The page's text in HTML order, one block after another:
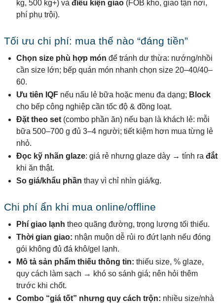
kg, 500 kg+) và điều kiện giao(FOB kho, giao tận nơi,
phí phụ trội).
Tối ưu chi phí: mua thế nào “đáng tiền”
Chọn size phù hợp món để tránh dư thừa: nướng/nhồi
cần size lớn; bếp quán món nhanh chọn size 20–40/40–
60.
Ưu tiên IQFnếu nấu lẻ bữa hoặc menu đa dạng; Block
cho bếp công nghiệp cần tốc độ & đồng loạt.
Đặt theo set(combo phần ăn) nếu bạn là khách lẻ: mỗi
bữa 500–700 g đủ 3–4 người; tiết kiệm hơn mua từng lẻ
nhỏ.
Đọc kỹ nhãn glaze: giá rẻ nhưng glaze dày → tính ra đắt
khi ăn thật.
So giá/khẩu phần thay vì chỉ nhìn giá/kg.
Chi phí ẩn khi mua online/offline
Phí giao lạnh theo quãng đường, trọng lượng tối thiểu.
Thời gian giao: nhận muộn dễ rủi ro đứt lạnh nếu đóng
gói không đủ đá khô/gel lạnh.
Mô tả sản phẩm thiếu thông tin: thiếu size, % glaze,
quy cách làm sạch → khó so sánh giá; nên hỏi thêm
trước khi chốt.
Combo “giá tốt” nhưng quy cách trộn: nhiều size/nhà